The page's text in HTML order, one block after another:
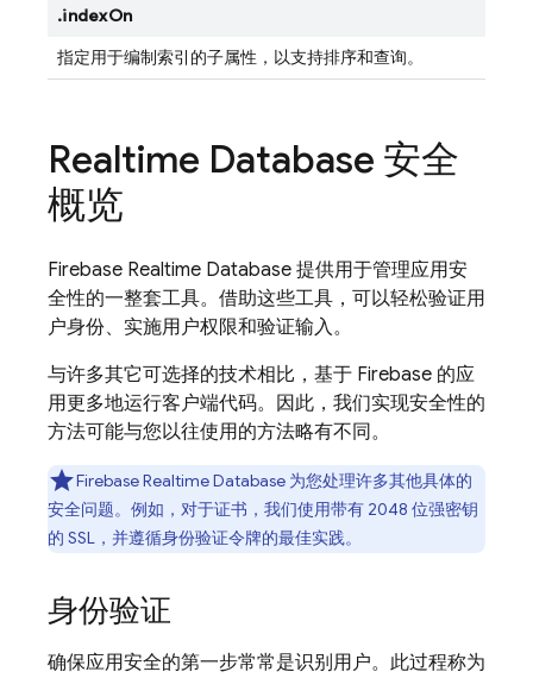
.indexOn
指定用于编制索引的子属性，以支持排序和查询。
Realtime Database 安全
概览
Firebase Realtime Database 提供用于管理应用安
全性的一整套工具。借助这些工具，可以轻松验证用
户身份、实施用户权限和验证输入。
与许多其它可选择的技术相比，基于 Firebase 的应
用更多地运行客户端代码。因此，我们实现安全性的
方法可能与您以往使用的方法略有不同。
Firebase Realtime Database 为您处理许多其他具体的
安全问题。例如，对于证书，我们使用带有 2048 位强密钥
的 SSL，并遵循身份验证令牌的最佳实践。
身份验证
确保应用安全的第一步常常是识别用户。此过程称为